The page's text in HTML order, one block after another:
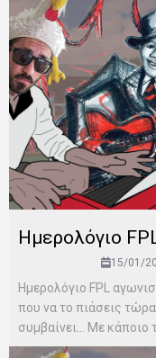
Ημερολόγιο
15/01/
Ημερολόγιο FPL
που να το πιάσεις
συμβαίνει… Με κάποιο